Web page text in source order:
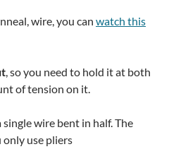
wire, you can watch this
, so you need to hold it at both
of tension on it.
wire bent in half. The
only use pliers